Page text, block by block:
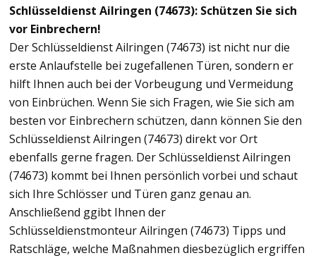
Schlüsseldienst Ailringen (74673): Schützen Sie sich
vor Einbrechern!
Der Schlüsseldienst Ailringen (74673) ist nicht nur die
erste Anlaufstelle bei zugefallenen Türen, sondern er
hilft Ihnen auch bei der Vorbeugung und Vermeidung
von Einbrüchen. Wenn Sie sich Fragen, wie Sie sich am
besten vor Einbrechern schützen, dann können Sie den
Schlüsseldienst Ailringen (74673) direkt vor Ort
ebenfalls gerne fragen. Der Schlüsseldienst Ailringen
(74673) kommt bei Ihnen persönlich vorbei und schaut
sich Ihre Schlösser und Türen ganz genau an.
Anschließend ggibt Ihnen der
Schlüsseldienstmonteur Ailringen (74673) Tipps und
Ratschläge, welche Maßnahmen diesbezüglich ergriffen